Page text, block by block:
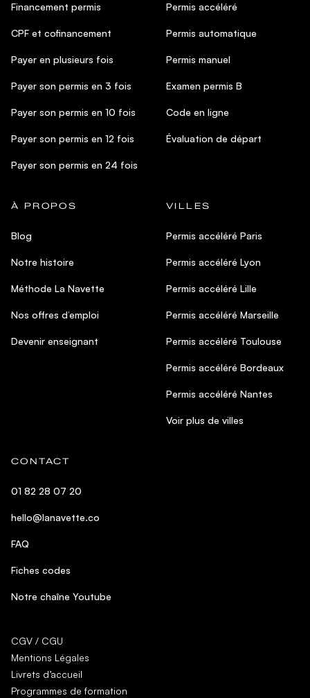
Financement permis
CPF et cofinancement
Payer en plusieurs fois
Payer son permis en 3 fois
Payer son permis en 10 fois
Payer son permis en 12 fois
Payer son permis en 24 fois
Permis accéléré
Permis automatique
Permis manuel
Examen permis B
Code en ligne
Évaluation de départ
À PROPOS
Blog
Notre histoire
Méthode La Navette
Nos offres d’emploi
Devenir enseignant
VILLES
Permis accéléré Paris
Permis accéléré Lyon
Permis accéléré Lille
Permis accéléré Marseille
Permis accéléré Toulouse
Permis accéléré Bordeaux
Permis accéléré Nantes
Voir plus de villes
CONTACT
01 82 28 07 20
hello@lanavette.co
FAQ
Fiches codes
Notre chaîne Youtube
CGV / CGU
Mentions Légales
Livrets d’accueil
Programmes de formation